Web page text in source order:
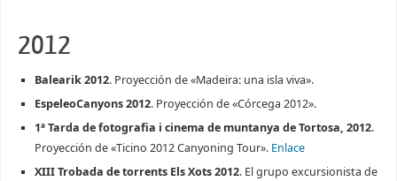
2012
Balearik 2012. Proyección de «Madeira: una isla viva».
EspeleoCanyons 2012. Proyección de «Córcega 2012».
1ª Tarda de fotografia i cinema de muntanya de Tortosa, 2012.
Proyección de «Ticino 2012 Canyoning Tour». Enlace
XIII Trobada de torrents Els Xots 2012. El grupo excursionista de